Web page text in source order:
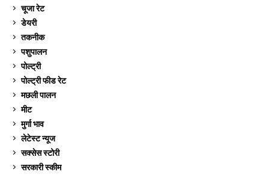
चूजा रेट
डेयरी
तकनीक
पशुपालन
पोल्ट्री
पोल्ट्री फीड रेट
मछली पालन
मीट
मुर्गा भाव
लेटेस्ट न्यूज
सक्सेस स्टो‍री
सरकारी स्की‍म